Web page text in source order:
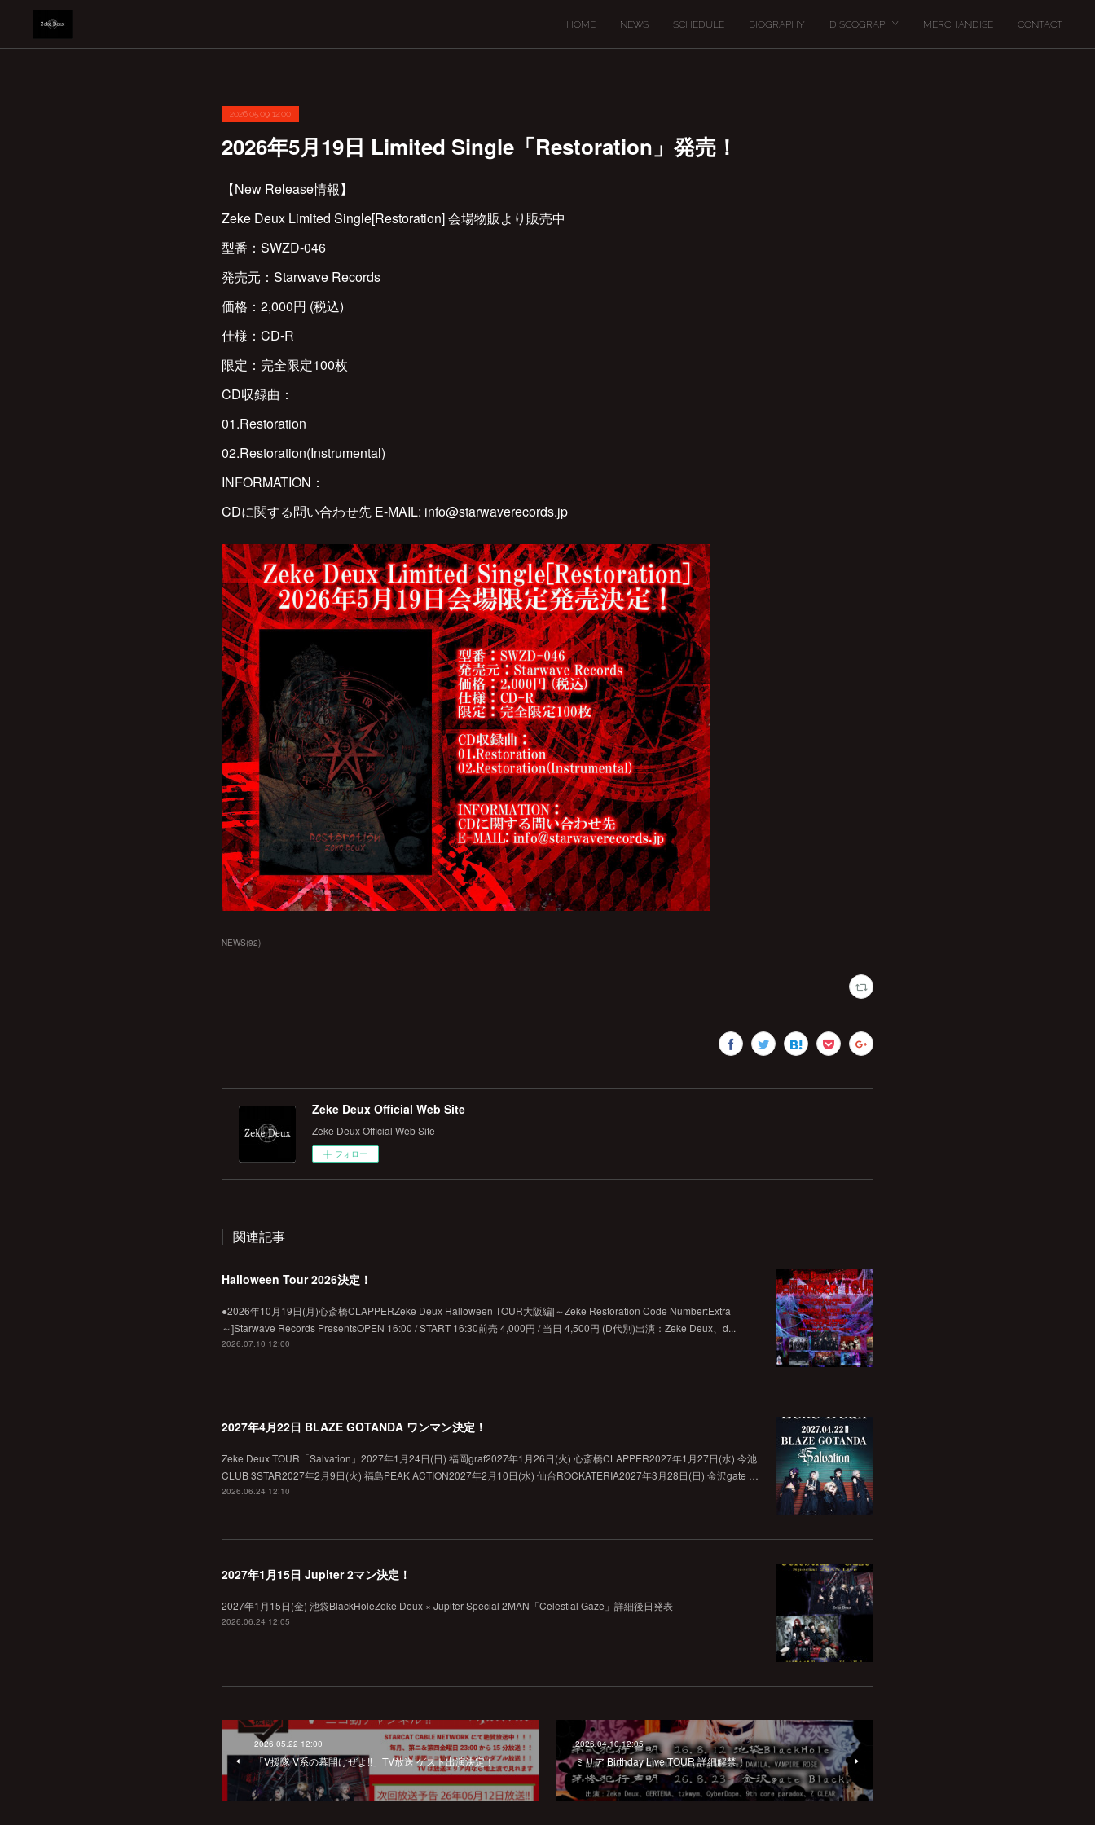
HOME NEWS SCHEDULE BIOGRAPHY DISCOGRAPHY MERCHANDISE CONTACT
2026.05.09 12:00
2026年5月19日 Limited Single「Restoration」発売！
【New Release情報】
Zeke Deux Limited Single[Restoration] 会場物販より販売中
型番：SWZD-046
発売元：Starwave Records
価格：2,000円 (税込)
仕様：CD-R
限定：完全限定100枚
CD収録曲：
01.Restoration
02.Restoration(Instrumental)
INFORMATION：
CDに関する問い合わせ先 E-MAIL: info@starwaverecords.jp
NEWS(92)
Zeke Deux Official Web Site
Zeke Deux Official Web Site
フォロー
関連記事
Halloween Tour 2026決定！
●2026年10月19日(月)心斎橋CLAPPERZeke Deux Halloween TOUR大阪編[～Zeke Restoration Code Number:Extra
～]Starwave Records PresentsOPEN 16:00 / START 16:30前売 4,000円 / 当日 4,500円 (D代別)出演：Zeke Deux、d...
2026.07.10 12:00
2027年4月22日 BLAZE GOTANDA ワンマン決定！
Zeke Deux TOUR「Salvation」2027年1月24日(日) 福岡graf2027年1月26日(火) 心斎橋CLAPPER2027年1月27日(水) 今池
CLUB 3STAR2027年2月9日(火) 福島PEAK ACTION2027年2月10日(水) 仙台ROCKATERIA2027年3月28日(日) 金沢gate …
2026.06.24 12:10
2027年1月15日 Jupiter 2マン決定！
2027年1月15日(金) 池袋BlackHoleZeke Deux × Jupiter Special 2MAN「Celestial Gaze」詳細後日発表
2026.06.24 12:05
2026.05.22 12:00
「V援隊 V系の幕開けぜよ!!」TV放送 ゲスト出演決定！
2026.04.10 12:05
ミリア Birthday Live TOUR 詳細解禁！